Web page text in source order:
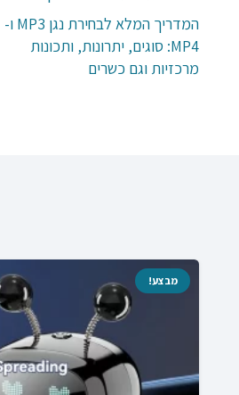
מפיץ ריח חכם אוטומטי לרכב בריחות
אורות לייזר
המדריך המלא לבחירת נגן MP3 ו-
MP4: סוגים, יתרונות, ותכונות
מרכזיות וגם כשרים
מבצע!